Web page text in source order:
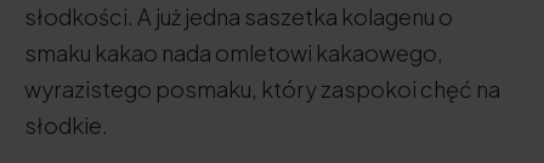
słodkości. A już jedna saszetka kolagenu o
smaku kakao nada omletowi kakaowego,
wyrazistego posmaku, który zaspokoi chęć na
słodkie.